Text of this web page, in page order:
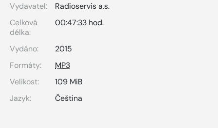
Vydavatel:
Radioservis a.s.
Celková
délka:
00:47:33 hod.
Vydáno:
2015
Formáty:
MP3
Velikost:
109 MiB
Jazyk:
Čeština